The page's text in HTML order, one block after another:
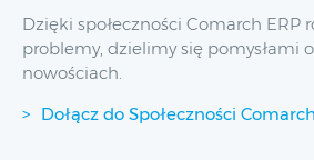
Dzięki społeczności Comarch ERP
problemy, dzielimy się pomysłami
nowościach.
Dołącz do Społeczności Comarch